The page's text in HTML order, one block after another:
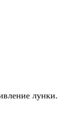
лунки.